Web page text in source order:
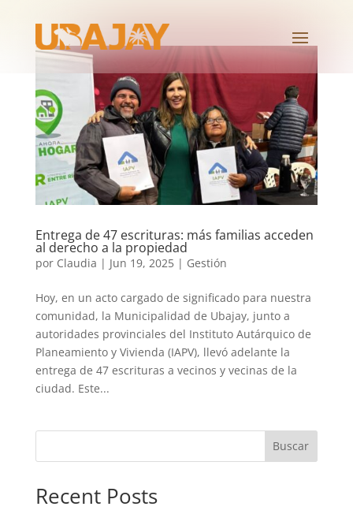
Entrega de 47 escrituras: más familias acceden
al derecho a la propiedad
por Claudia | Jun 19, 2025| Gestión
Hoy, en un acto cargado de significado para nuestra
comunidad, la Municipalidad de Ubajay, junto a
autoridades provinciales del Instituto Autárquico de
Planeamiento y Vivienda (IAPV), llevó adelante la
entrega de 47 escrituras a vecinos y vecinas de la
ciudad. Este...
Buscar
Recent Posts